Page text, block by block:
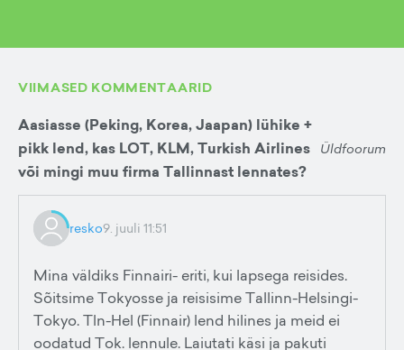
VIIMASED KOMMENTAARID
Aasiasse (Peking, Korea, Jaapan) lühike +
pikk lend, kas LOT, KLM, Turkish Airlines
või mingi muu firma Tallinnast lennates?
Üldfoorum
resko9. juuli 11:51
Mina väldiks Finnairi- eriti, kui lapsega reisides.
Sõitsime Tokyosse ja reisisime Tallinn-Helsingi-
Tokyo. Tln-Hel (Finnair) lend hilines ja meid ei
oodatud Tok. lennule. Laiutati käsi ja pakuti